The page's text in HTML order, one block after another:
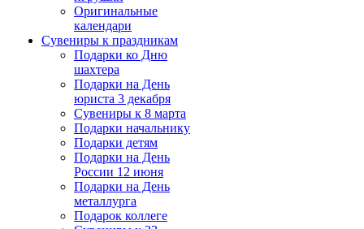
Оригинальные
календари
Сувениры к праздникам
Подарки ко Дню
шахтера
Подарки на День
юриста 3 декабря
Сувениры к 8 марта
Подарки начальнику
Подарки детям
Подарки на День
России 12 июня
Подарки на День
металлурга
Подарок коллеге